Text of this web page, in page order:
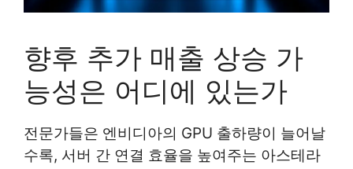
향후 추가 매출 상승 가
능성은 어디에 있는가
전문가들은 엔비디아의 GPU 출하량이 늘어날
수록, 서버 간 연결 효율을 높여주는 아스테라